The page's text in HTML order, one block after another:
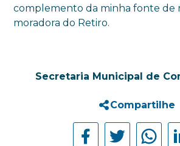
complemento da minha fonte de
moradora do Retiro.
Secretaria Municipal de
Compartilhe